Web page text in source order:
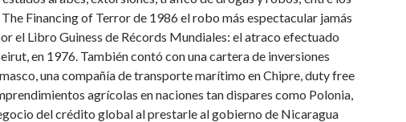
Financing of Terror de 1986 el robo más espectacular jamás
el Libro Guiness de Récords Mundiales: el atraco efectuado
en 1976. También contó con una cartera de inversiones
una compañía de transporte marítimo en Chipre, duty free
agrícolas en naciones tan dispares como Polonia,
del crédito global al prestarle al gobierno de Nicaragua